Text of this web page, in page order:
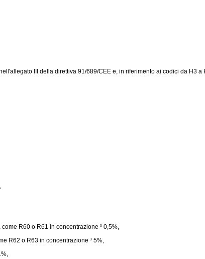
III della direttiva 91/689/CEE e, in riferimento ai codici da H3
R60 o R61 in concentrazione ³ 0,5%,
R62 o R63 in concentrazione ³ 5%,